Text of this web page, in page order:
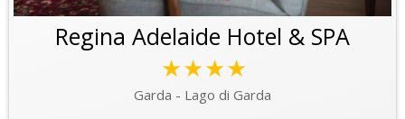
Regina Adelaide Hotel & SPA
★★★★
Garda - Lago di Garda